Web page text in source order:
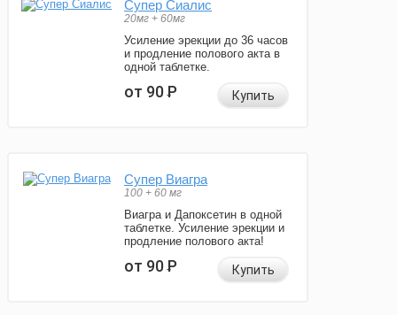
Супер Сиалис
20мг + 60мг
Усиление эрекции до 36 часов
и продление полового акта в
одной таблетке.
от 90Р Купить
Супер Виагра
100 + 60 мг
Виагра и Дапоксетин в одной
таблетке. Усиление эрекции и
продление полового акта!
от 90Р Купить